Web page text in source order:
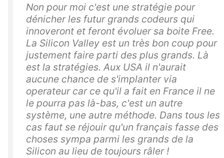
Non pour moi c'est une stratégie pour
dénicher les futur grands codeurs qui
innoveront et feront évoluer sa boite Free.
La Silicon Valley est un très bon coup pour
justement faire parti des plus grands. Là
est la stratégies. Aux USA il n'aurait
aucune chance de s'implanter via
operateur car ce qu'il a fait en France il ne
le pourra pas là-bas, c'est un autre
système, une autre méthode. Dans tous les
cas faut se réjouir qu'un français fasse des
choses sympa parmi les grands de la
Silicon au lieu de toujours râler !